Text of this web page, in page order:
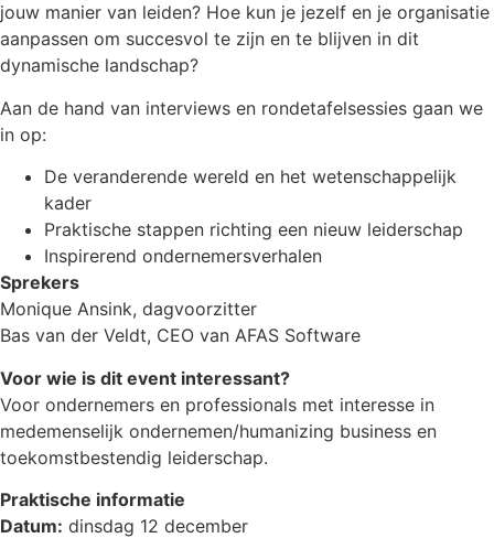
jouw manier van leiden? Hoe kun je jezelf en je organisatie
aanpassen om succesvol te zijn en te blijven in dit
dynamische landschap?
Aan de hand van interviews en rondetafelsessies gaan we
in op:
De veranderende wereld en het wetenschappelijk
kader
Praktische stappen richting een nieuw leiderschap
Inspirerend ondernemersverhalen
Sprekers
Monique Ansink, dagvoorzitter
Bas van der Veldt, CEO van AFAS Software
Voor wie is dit event interessant?
Voor ondernemers en professionals met interesse in
medemenselijk ondernemen/humanizing business en
toekomstbestendig leiderschap.
Praktische informatie
Datum: dinsdag 12 december